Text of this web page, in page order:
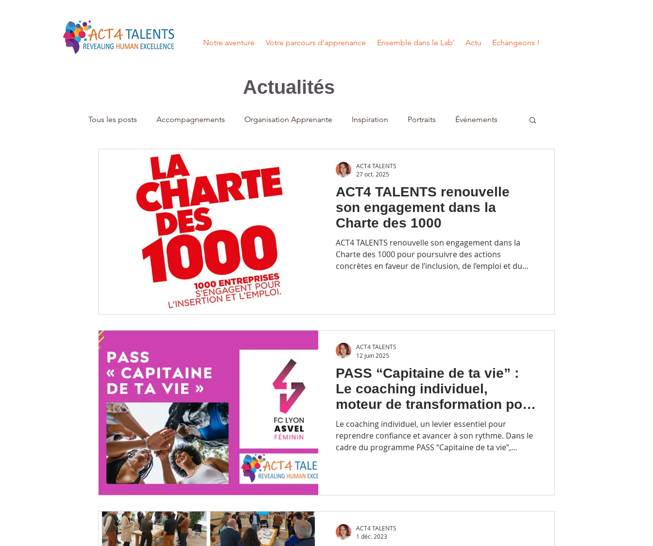
Notre aventure Votre parcours d'apprenance Ensemble dans le Lab' Actu Echangeons !
Tous les posts Accompagnements Organisation Apprenante Inspiration Portraits Événements
ACT4 TALENTS renouvelle
son engagement dans la
Charte des 1000
ACT4 TALENTS renouvelle son engagement dans la
Charte des 1000 pour poursuivre des actions
concrètes en faveur de l’inclusion, de l’emploi et du
ACT4 TALENTS
27 oct. 2025
PASS “Capitaine de ta vie” :
Le coaching individuel,
moteur de transformation pour
les femmes en transition
Le coaching individuel, un levier essentiel pour
reprendre confiance et avancer à son rythme. Dans le
cadre du programme PASS “Capitaine de ta vie”,
assurance et sérénité.
ACT4 TALENTS
12 juin 2025
ACT4 TALENTS
1 déc. 2023
Actualités